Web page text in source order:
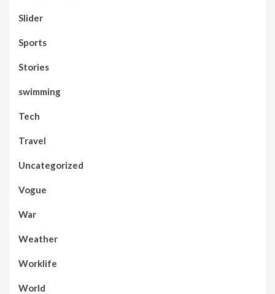
Slider
Sports
Stories
swimming
Tech
Travel
Uncategorized
Vogue
War
Weather
Worklife
World